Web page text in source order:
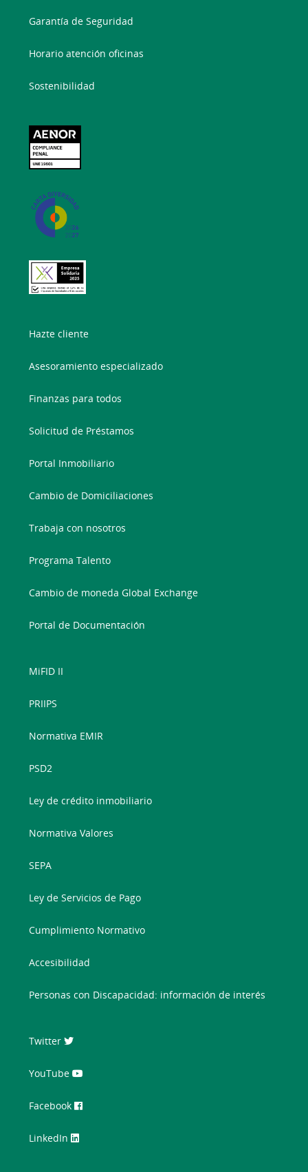
Garantía de Seguridad
Horario atención oficinas
Sostenibilidad
Hazte cliente
Asesoramiento especializado
Finanzas para todos
Solicitud de Préstamos
Portal Inmobiliario
Cambio de Domiciliaciones
Trabaja con nosotros
Programa Talento
Cambio de moneda Global Exchange
Portal de Documentación
MiFID II
PRIIPS
Normativa EMIR
PSD2
Ley de crédito inmobiliario
Normativa Valores
SEPA
Ley de Servicios de Pago
Cumplimiento Normativo
Accesibilidad
Personas con Discapacidad: información de interés
Twitter
YouTube
Facebook
LinkedIn